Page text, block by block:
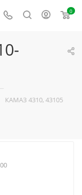
0
КАМАЗ 4310, 43105